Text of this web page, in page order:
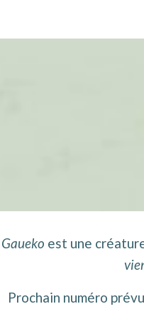
Gaueko est une
Prochain numéro